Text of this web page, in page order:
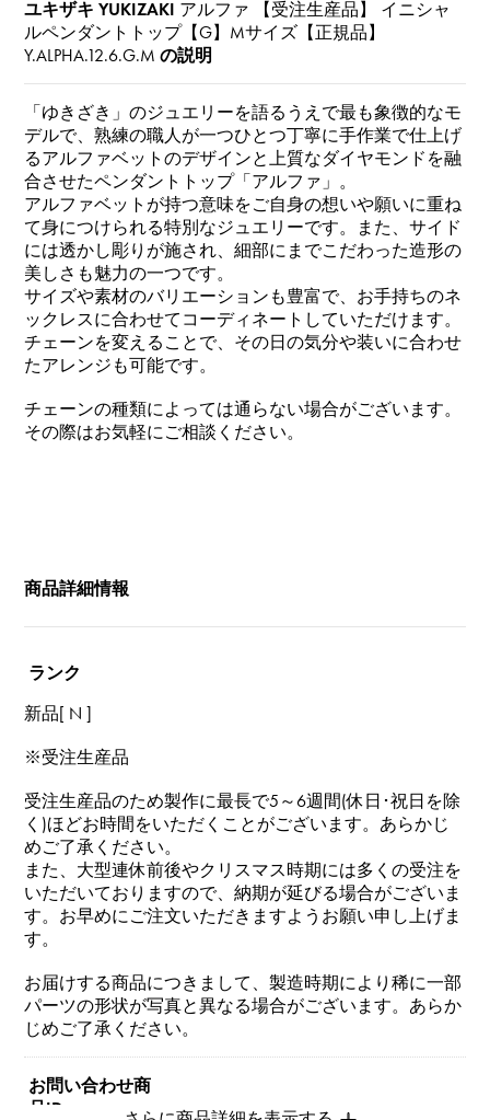
ユキザキ YUKIZAKI アルファ 【受注生産品】 イニシャ
ルペンダントトップ【G】Mサイズ【正規品】
Y.ALPHA.12.6.G.M の説明
「ゆきざき」のジュエリーを語るうえで最も象徴的なモ
デルで、熟練の職人が一つひとつ丁寧に手作業で仕上げ
るアルファベットのデザインと上質なダイヤモンドを融
合させたペンダントトップ「アルファ」。
アルファベットが持つ意味をご自身の想いや願いに重ね
て身につけられる特別なジュエリーです。また、サイド
には透かし彫りが施され、細部にまでこだわった造形の
美しさも魅力の一つです。
サイズや素材のバリエーションも豊富で、お手持ちのネ
ックレスに合わせてコーディネートしていただけます。
チェーンを変えることで、その日の気分や装いに合わせ
たアレンジも可能です。
チェーンの種類によっては通らない場合がございます。
その際はお気軽にご相談ください。
商品詳細情報
ランク
新品[ N ]
※受注生産品
受注生産品のため製作に最長で5～6週間(休日･祝日を除
く)ほどお時間をいただくことがございます。あらかじ
めご了承ください。
また、大型連休前後やクリスマス時期には多くの受注を
いただいておりますので、納期が延びる場合がございま
す。お早めにご注文いただきますようお願い申し上げま
す。
お届けする商品につきまして、製造時期により稀に一部
パーツの形状が写真と異なる場合がございます。あらか
じめご了承ください。
お問い合わせ商
品ID